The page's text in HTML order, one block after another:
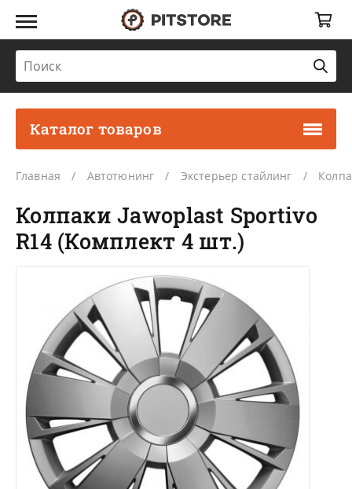
Каталог товаров
Главная Автотюнинг Экстерьер стайлинг
Колпаки Jawoplast Sportivo
R14 (Комплект 4 шт.)